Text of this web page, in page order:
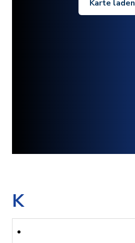
Karte laden
K